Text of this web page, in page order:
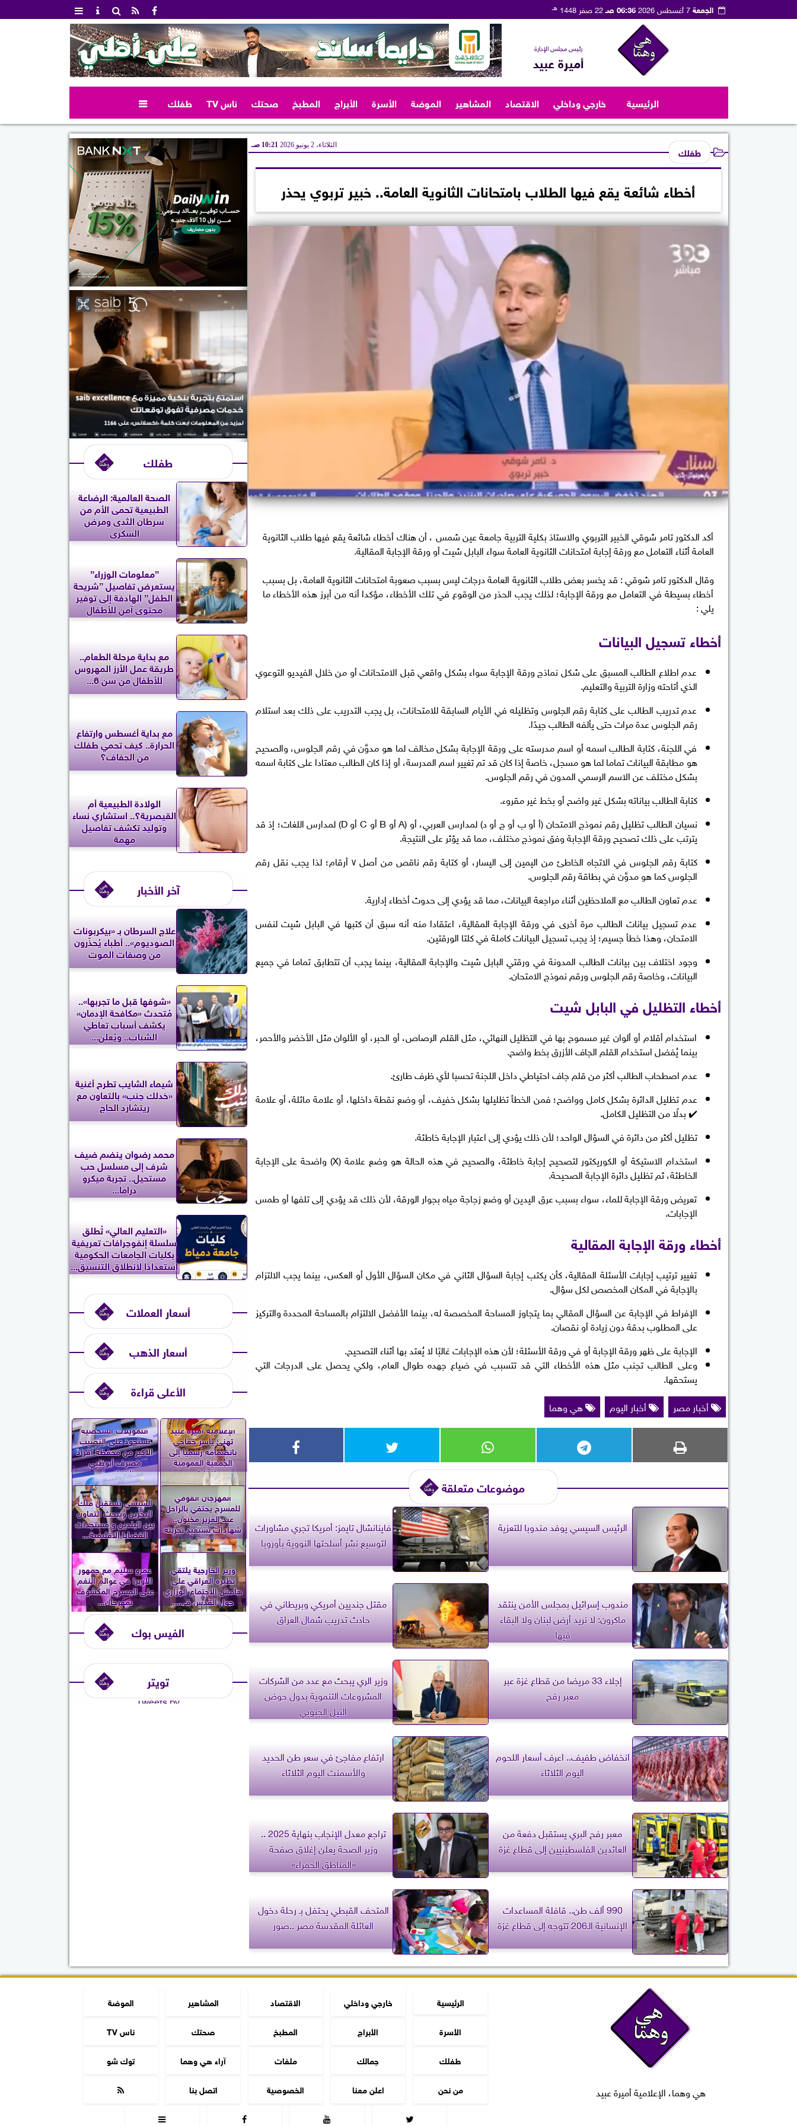
الجمعة7 أغسطس 2026 06:36 صـ 22 صفر 1448 هـ
رئيس مجلس الإدارة
أميرة عبيد
الرئيسية خارجي وداخلي الاقتصاد المشاهير الموضة الأسرة الأبراج المطبخ صحتك ناس TV طفلك 
طفلك الثلاثاء، 2 يونيو 2026 10:21 صـ
أخطاء شائعة يقع فيها الطلاب بامتحانات الثانوية العامة.. خبير تربوي يحذر
أكد الدكتور تامر شوقي الخبير التربوي والاستاذ بكلية التربية جامعة عين شمس ، أن هناك أخطاء شائعة يقع فيها طلاب الثانوية
العامة أثناء التعامل مع ورقة إجابة امتحانات الثانوية العامة سواء البابل شيت أو ورقة الإجابة المقالية.
وقال الدكتور تامر شوقي : قد يخسر بعض طلاب الثانوية العامة درجات ليس بسبب صعوبة امتحانات الثانوية العامة، بل بسبب
أخطاء بسيطة في التعامل مع ورقة الإجابة؛ لذلك يجب الحذر من الوقوع في تلك الأخطاء، مؤكدا أنه من أبرز هذه الأخطاء ما
يلي :
أخطاء تسجيل البيانات
عدم اطلاع الطالب المسبق على شكل نماذج ورقة الإجابة سواء بشكل واقعي قبل الامتحانات أو من خلال الفيديو التوعوي
الذي أتاحته وزارة التربية والتعليم.
عدم تدريب الطالب على كتابة رقم الجلوس وتظليله في الأيام السابقة للامتحانات، بل يجب التدريب على ذلك بعد استلام
رقم الجلوس عدة مرات حتى يألفه الطالب جيدًا.
في اللجنة، كتابة الطالب اسمه أو اسم مدرسته على ورقة الإجابة بشكل مخالف لما هو مدوَّن في رقم الجلوس، والصحيح
هو مطابقة البيانات تماما لما هو مسجل، خاصة إذا كان قد تم تغيير اسم المدرسة، أو إذا كان الطالب معتادا على كتابة اسمه
بشكل مختلف عن الاسم الرسمي المدون في رقم الجلوس.
كتابة الطالب بياناته بشكل غير واضح أو بخط غير مقروء.
نسيان الطالب تظليل رقم نموذج الامتحان (أ أو ب أو ج أو د) لمدارس العربي، أو (A أو B أو C أو D) لمدارس اللغات؛ إذ قد
يترتب على ذلك تصحيح ورقة الإجابة وفق نموذج مختلف، مما قد يؤثر على النتيجة.
كتابة رقم الجلوس في الاتجاه الخاطئ من اليمين إلى اليسار، أو كتابة رقم ناقص من أصل ٧ أرقام؛ لذا يجب نقل رقم
الجلوس كما هو مدوَّن في بطاقة رقم الجلوس.
عدم تعاون الطالب مع الملاحظين أثناء مراجعة البيانات، مما قد يؤدي إلى حدوث أخطاء إدارية.
عدم تسجيل بيانات الطالب مرة أخرى في ورقة الإجابة المقالية، اعتقادا منه أنه سبق أن كتبها في البابل شيت لنفس
الامتحان، وهذا خطأ جسيم؛ إذ يجب تسجيل البيانات كاملة في كلتا الورقتين.
وجود اختلاف بين بيانات الطالب المدونة في ورقتي البابل شيت والإجابة المقالية، بينما يجب أن تتطابق تماما في جميع
البيانات، وخاصة رقم الجلوس ورقم نموذج الامتحان.
أخطاء التظليل في البابل شيت
استخدام أقلام أو ألوان غير مسموح بها في التظليل النهائي، مثل القلم الرصاص، أو الحبر، أو الألوان مثل الأخضر والأحمر،
بينما يُفضل استخدام القلم الجاف الأزرق بخط واضح.
عدم اصطحاب الطالب أكثر من قلم جاف احتياطي داخل اللجنة تحسبا لأي ظرف طارئ.
عدم تظليل الدائرة بشكل كامل وواضح؛ فمن الخطأ تظليلها بشكل خفيف، أو وضع نقطة داخلها، أو علامة مائلة، أو علامة
✔️ بدلًا من التظليل الكامل.
تظليل أكثر من دائرة في السؤال الواحد؛ لأن ذلك يؤدي إلى اعتبار الإجابة خاطئة.
استخدام الاستيكة أو الكوريكتور لتصحيح إجابة خاطئة، والصحيح في هذه الحالة هو وضع علامة (X) واضحة على الإجابة
الخاطئة، ثم تظليل دائرة الإجابة الصحيحة.
تعريض ورقة الإجابة للماء، سواء بسبب عرق اليدين أو وضع زجاجة مياه بجوار الورقة، لأن ذلك قد يؤدي إلى تلفها أو طمس
الإجابات.
أخطاء ورقة الإجابة المقالية
تغيير ترتيب إجابات الأسئلة المقالية، كأن يكتب إجابة السؤال الثاني في مكان السؤال الأول أو العكس، بينما يجب الالتزام
بالإجابة في المكان المخصص لكل سؤال.
الإفراط في الإجابة عن السؤال المقالي بما يتجاوز المساحة المخصصة له، بينما الأفضل الالتزام بالمساحة المحددة والتركيز
على المطلوب بدقة دون زيادة أو نقصان.
الإجابة على ظهر ورقة الإجابة أو في ورقة الأسئلة؛ لأن هذه الإجابات غالبًا لا يُعتد بها أثناء التصحيح.
وعلى الطالب تجنب مثل هذه الأخطاء التي قد تتسبب في ضياع جهده طوال العام، ولكي يحصل على الدرجات التي
يستحقها.
أخبار مصر
أخبار اليوم هي وهما
موضوعات متعلقة
الرئيس السيسي يوفد مندوبا للتعزية
فاينانشال تايمز: أمريكا تجري مشاورات
لتوسيع نشر أسلحتها النووية بأوروبا
مندوب إسرائيل بمجلس الأمن ينتقد
ماكرون: لا نريد أرض لبنان ولا البقاء
فيها
مقتل جنديين أمريكي وبريطاني في
حادث تدريب شمال العراق
إجلاء 33 مريضا من قطاع غزة عبر
معبر رفح
وزير الري يبحث مع عدد من الشركات
المشروعات التنموية بدول حوض
النيل الجنوبي
انخفاض طفيف.. اعرف أسعار اللحوم
اليوم الثلاثاء
ارتفاع مفاجئ في سعر طن الحديد
والأسمنت اليوم الثلاثاء
معبر رفح البري يستقبل دفعة من
العائدين الفلسطينيين إلى قطاع غزة
تراجع معدل الإنجاب بنهاية 2025 ..
وزير الصحة يعلن إغلاق صفحة
«المناطق الحمراء»
990 ألف طن.. قافلة المساعدات
الإنسانية الـ206 تتوجه إلى قطاع غزة
المتحف القبطي يحتفل بـ رحلة دخول
العائلة المقدسة مصر ..صور
طفلك
الصحة العالمية: الرضاعة
الطبيعية تحمى الأم من
سرطان الثدى ومرض
السكرى
”معلومات الوزراء”
يستعرض تفاصيل ”شريحة
الطفل” الهادفة إلى توفير
محتوى آمن للأطفال
مع بداية مرحلة الطعام..
طريقة عمل الأرز المهروس
للأطفال من سن 6...
مع بداية أغسطس وارتفاع
الحرارة.. كيف تحمي طفلك
من الجفاف؟
الولادة الطبيعية أم
القيصرية؟.. استشاري نساء
وتوليد تكشف تفاصيل
مهمة
آخر الأخبار
علاج السرطان بـ «بيكربونات
الصوديوم».. أطباء يُحذّرون
من وصفات الموت
«شوفها قبل ما تجربها»..
مُتحدث «مكافحة الإدمان»
يكشف أسباب تعاطي
الشباب.. ويُعلن...
شيماء الشايب تطرح أغنية
«خدلك جنب» بالتعاون مع
ريتشارد الحاج
محمد رضوان ينضم ضيف
شرف إلى مسلسل حب
مستحيل.. تجربة ميكرو
دراما...
«التعليم العالي» تُطلق
سلسلة إنفوجرافات تعريفية
بكليات الجامعات الحكومية
استعدادًا لانطلاق التنسيق...
أسعار العملات
أسعار الذهب
الأعلى قراءة
الإعلامية أميرة عبيد
تهنئ ياسر خفاجي
بانضمامه رسميًا إلى
الجمعية العمومية
لنقابة...
التمويلات الشخصية
تستحوذ على النصيب
الأكبر من محفظة أفراد
مصرف أبوظبي
الإسلامي...
المهرجان القومي
للمسرح يحتفي بالراحل
عبد العزيز مخيون..
شهادات تستعيد تجربته
الرائدة...
السيسي يستقبل ملك
البحرين ويبحث التعاون
بين البلدين و مستجدات
القضايا الإقليمية...
وزير الخارجية يلتقي
نظيره العراقي على
هامش الاجتماع الوزاري
حول القدس في...
عمرو سليم مع جمهور
الأوبرا في عوالم النغم
على المسرح المكشوف
بمهرجان...
الفيس بوك
تويتر
Tweets by
هي وهما، الإعلامية أميرة عبيد
الرئيسية خارجي وداخلي الاقتصاد المشاهير
الموضة
الأسرة
الأبراج المطبخ صحتك
ناس TV
طفلك
جمالك ملفات آراء هي وهما
توك شو
من نحن
اعلن معنا الخصوصية اتصل بنا




